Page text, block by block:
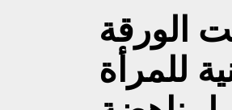
الورقة
للمرأة